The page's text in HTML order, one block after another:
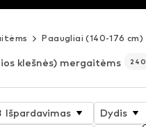
Paaugliai (140-176 cm)
klešnės) mergaitėms 240
Išpardavimas Dydis